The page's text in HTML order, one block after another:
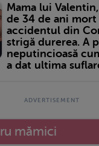
Mama lui
de 34 de ani mort
accidentul din
strigă durerea. A
neputincioasă
a dat ultima
mămici